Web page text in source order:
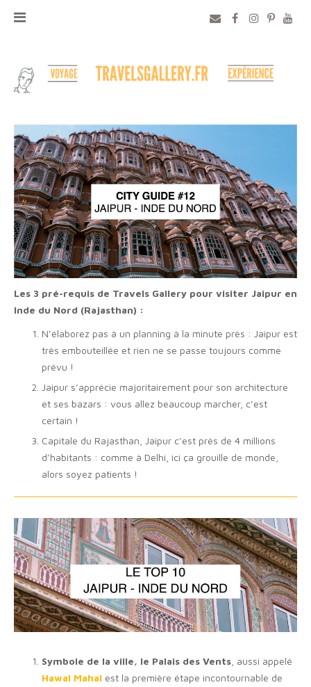
Les 3 pré-requis de Travels Gallery pour visiter Jaipur en
Inde du Nord (Rajasthan) :
N’élaborez pas à un planning à la minute près : Jaipur est
très embouteillée et rien ne se passe toujours comme
prévu !
Jaipur s’apprécie majoritairement pour son architecture
et ses bazars : vous allez beaucoup marcher, c’est
certain !
Capitale du Rajasthan, Jaipur c’est près de 4 millions
d’habitants : comme à Delhi, ici ça grouille de monde,
alors soyez patients !
Symbole de la ville, le Palais des Vents , aussi appelé
Hawal Mahal est la première étape incontournable de